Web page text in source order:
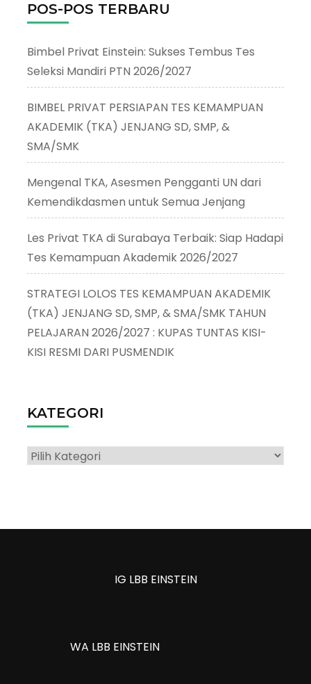
POS-POS TERBARU
Bimbel Privat Einstein: Sukses Tembus Tes
Seleksi Mandiri PTN 2026/2027
BIMBEL PRIVAT PERSIAPAN TES KEMAMPUAN
AKADEMIK (TKA) JENJANG SD, SMP, &
SMA/SMK
Mengenal TKA, Asesmen Pengganti UN dari
Kemendikdasmen untuk Semua Jenjang
Les Privat TKA di Surabaya Terbaik: Siap Hadapi
Tes Kemampuan Akademik 2026/2027
STRATEGI LOLOS TES KEMAMPUAN AKADEMIK
(TKA) JENJANG SD, SMP, & SMA/SMK TAHUN
PELAJARAN 2026/2027 : KUPAS TUNTAS KISI-
KISI RESMI DARI PUSMENDIK
KATEGORI
Kategori
IG LBB EINSTEIN
WA LBB EINSTEIN